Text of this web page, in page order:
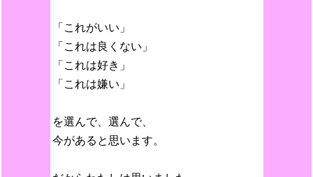
「これがいい」
「これは良くない」
「これは好き」
「これは嫌い」
を選んで、選んで、
今があると思います。